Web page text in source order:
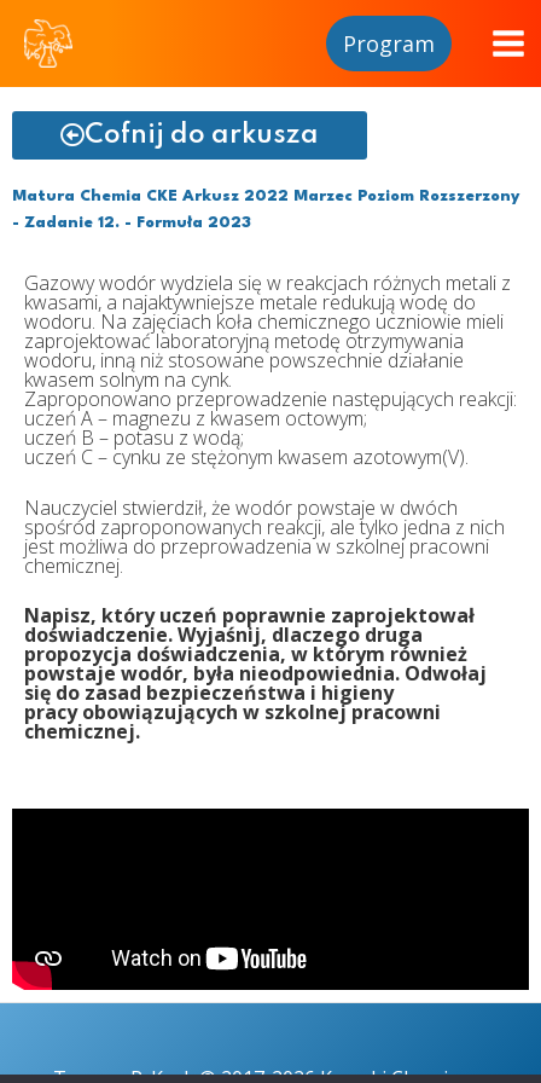
Program
Cofnij do arkusza
Matura Chemia CKE Arkusz 2022 Marzec Poziom Rozszerzony
- Zadanie 12. - Formuła 2023
Gazowy wodór wydziela się w reakcjach różnych metali z
kwasami, a najaktywniejsze metale redukują wodę do
wodoru. Na zajęciach koła chemicznego uczniowie mieli
zaprojektować laboratoryjną metodę otrzymywania
wodoru, inną niż stosowane powszechnie działanie
kwasem solnym na cynk.
Zaproponowano przeprowadzenie następujących reakcji:
uczeń A – magnezu z kwasem octowym;
uczeń B – potasu z wodą;
uczeń C – cynku ze stężonym kwasem azotowym(V).
Nauczyciel stwierdził, że wodór powstaje w dwóch
spośród zaproponowanych reakcji, ale tylko jedna z nich
jest możliwa do przeprowadzenia w szkolnej pracowni
chemicznej.
Napisz, który uczeń poprawnie zaprojektował
doświadczenie. Wyjaśnij, dlaczego druga
propozycja doświadczenia, w którym również
powstaje wodór, była nieodpowiednia. Odwołaj
się do zasad bezpieczeństwa i higieny
pracyobowiązujących w szkolnej pracowni
chemicznej.